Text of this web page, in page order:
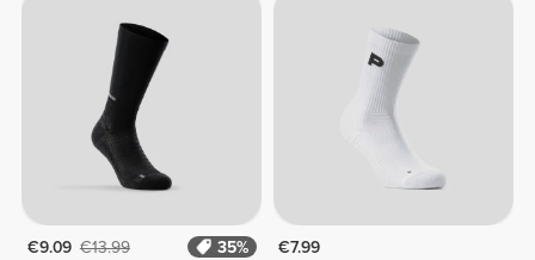
€9.09 €13.99
35%
€7.99